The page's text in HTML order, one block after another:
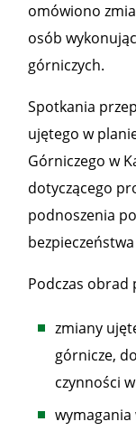
omówiono
osób
górniczych.
Spotkania
ujętego w
Górniczego w
dotyczącego
podnoszenia
Podczas obrad
zmiany
górnicze,
czynności